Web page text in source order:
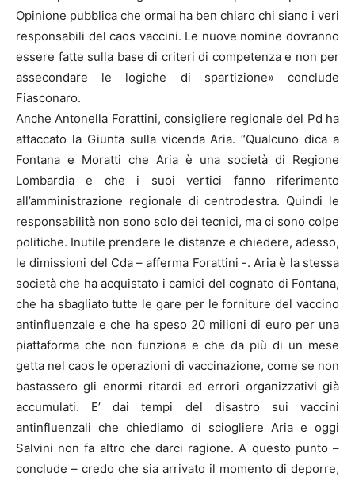
Opinione pubblica che ormai ha ben chiaro chi siano i veri
responsabili del caos vaccini. Le nuove nomine dovranno
essere fatte sulla base di criteri di competenza e non per
assecondare le logiche di spartizione» conclude
Fiasconaro.
Anche Antonella Forattini, consigliere regionale del Pd ha
attaccato la Giunta sulla vicenda Aria. “Qualcuno dica a
Fontana e Moratti che Aria è una società di Regione
Lombardia e che i suoi vertici fanno riferimento
all’amministrazione regionale di centrodestra. Quindi le
responsabilità non sono solo dei tecnici, ma ci sono colpe
politiche. Inutile prendere le distanze e chiedere, adesso,
le dimissioni del Cda – afferma Forattini -. Aria è la stessa
società che ha acquistato i camici del cognato di Fontana,
che ha sbagliato tutte le gare per le forniture del vaccino
antinfluenzale e che ha speso 20 milioni di euro per una
piattaforma che non funziona e che da più di un mese
getta nel caos le operazioni di vaccinazione, come se non
bastassero gli enormi ritardi ed errori organizzativi già
accumulati. E’ dai tempi del disastro sui vaccini
antinfluenzali che chiediamo di sciogliere Aria e oggi
Salvini non fa altro che darci ragione. A questo punto –
conclude – credo che sia arrivato il momento di deporre,